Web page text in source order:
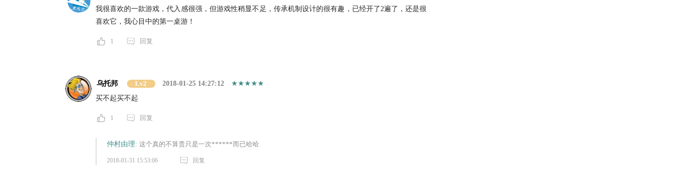
我很喜欢的一款游戏，代入感很强，但游戏性稍显不足，传承机制设计的很有趣，已经开了2遍了，还是很
喜欢它，我心目中的第一桌游！
1 回复
乌托邦 Lv2
2018-01-25 14:27:12
买不起买不起
1 回复
仲村由理: 这个真的不算贵只是一次******而已哈哈
2018-01-31 15:53:06 回复